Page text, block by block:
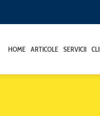
HOME ARTICOLE SERVICII